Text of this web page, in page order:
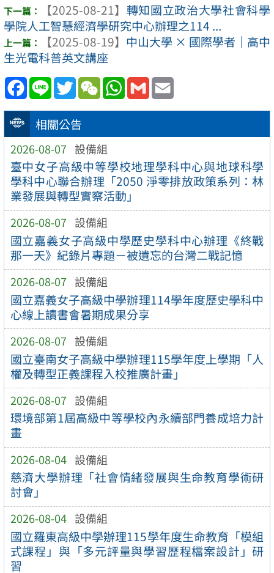
相關公告
2026-08-07 設備組
臺中女子高級中等學校地理學科中心與地球科學
學科中心聯合辦理「2050 淨零排放政策系列：林
業發展與轉型實察活動」
2026-08-07 設備組
國立嘉義女子高級中學歷史學科中心辦理《終戰
那一天》紀錄片專題－被遺忘的台灣二戰記憶
2026-08-07 設備組
國立嘉義女子高級中學辦理114學年度歷史學科中
心線上讀書會暑期成果分享
2026-08-07 設備組
國立臺南女子高級中學辦理115學年度上學期「人
權及轉型正義課程入校推廣計畫」
2026-08-07 設備組
環境部第1屆高級中等學校內永續部門養成培力計
畫
2026-08-04 設備組
慈濟大學辦理「社會情緒發展與生命教育學術研
討會」
2026-08-04 設備組
國立羅東高級中學辦理115學年度生命教育「模組
式課程」與「多元評量與學習歷程檔案設計」研
習
【2025-08-21】 轉知國立政治大學社會科學
學院人工智慧經濟學研究中心辦理之114 ...
【2025-08-19】 中山大學 × 國際學者｜高中
生光電科普英文講座
Facebook
Line TwitterWeChatWhatsApp
Gmail